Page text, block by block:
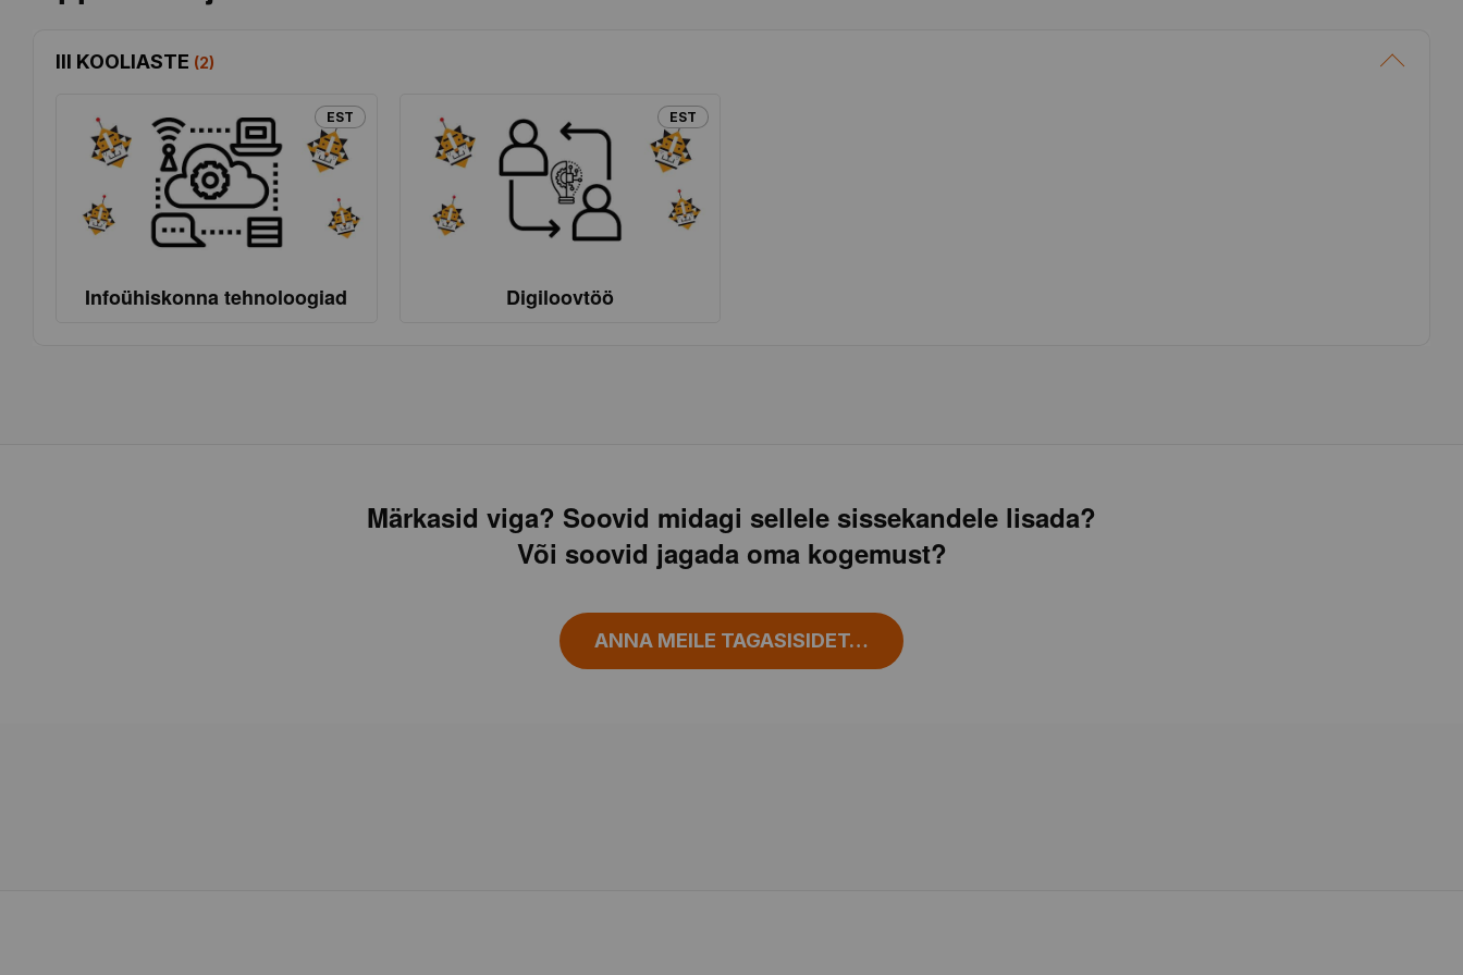
III KOOLIASTE (2)
EST
Infoühiskonna tehnoloogiad
EST
Digiloovtöö
Märkasid viga? Soovid midagi sellele sissekandele lisada?
Või soovid jagada oma kogemust?
ANNA MEILE TAGASISIDET…